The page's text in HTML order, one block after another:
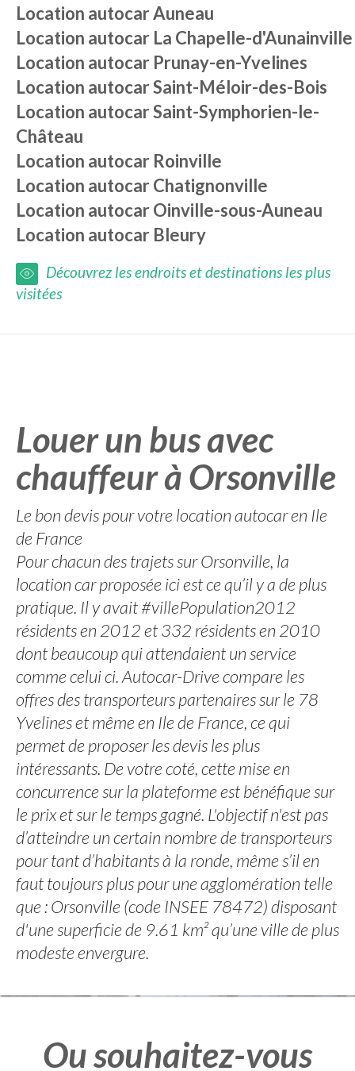
Location autocarAuneau
Location autocar La Chapelle-d'Aunainville
Location autocar Prunay-en-Yvelines
Location autocarSaint-Méloir-des-Bois
Location autocarSaint-Symphorien-le-
Château
Location autocar Roinville
Location autocarChatignonville
Location autocarOinville-sous-Auneau
Location autocar Bleury
Découvrez les endroits et destinations les plus
visitées
Louer un bus avec
chauffeur à Orsonville
Le bon devis pour votre location autocar en Ile
de France
Pour chacun des trajets sur Orsonville, la
location car proposée ici est ce qu’il y a de plus
pratique. Il y avait #villePopulation2012
résidents en 2012 et 332 résidents en 2010
dont beaucoup qui attendaient un service
comme celui ci. Autocar-Drive compare les
offres des transporteurs partenaires sur le 78
Yvelines et même en Ile de France, ce qui
permet de proposer les devis les plus
intéressants. De votre coté, cette mise en
concurrence sur la plateforme est bénéfique sur
le prix et sur le temps gagné. L'objectif n'est pas
d’atteindre un certain nombre de transporteurs
pour tant d’habitants à la ronde, même s’il en
faut toujours plus pour une agglomération telle
que : Orsonville (code INSEE 78472) disposant
d'une superficie de 9.61 km² qu’une ville de plus
modeste envergure.
Ou souhaitez-vous